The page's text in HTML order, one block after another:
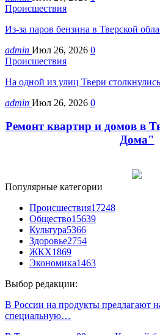
Происшествия
Из-за паров бензина в Тверской
admin Июл 26, 2026 0
Происшествия
На одной из улиц Твери
admin Июл 26, 2026 0
Ремонт квартир и домов в
Дома"
Популярные категории
Происшествия17248
Общество15639
Культура5366
Здоровье2754
ЖКХ1869
Экономика1463
Выбор редакции:
В России на продукты предлагают
специальную…